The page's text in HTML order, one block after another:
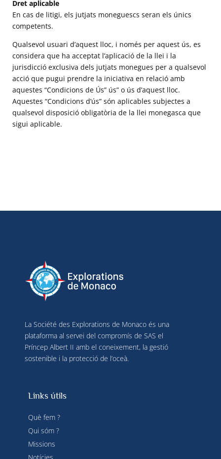
Dret aplicable
En cas de litigi, els jutjats moneguescs seran els únics
competents.
Qualsevol usuari d’aquest lloc, i només per aquest ús, es
considera que ha acceptat l’aplicació de la llei i la
jurisdicció exclusiva dels jutjats monegues per a qualsevol
acció que pugui prendre la iniciativa en relació amb
aquestes “Condicions de Ús” ús” o ús d’aquest lloc.
Aquestes “Condicions d’ús” són aplicables subjectes a
qualsevol disposició obligatòria de la llei monegasca que
sigui aplicable.
La Société des Explorations de Monaco és una
plataforma al servei del compromís de SAS el
Príncep Albert II amb el coneixement, la gestió
sostenible i la protecció de l’oceà.
Links útils
Què fem ?
Qui sóm ?
Missions